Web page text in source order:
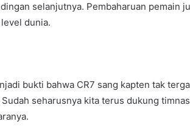
selanjutnya. Pembaharuan pemain
dunia.
bukti bahwa CR7 sang kapten tak
seharusnya kita terus dukung